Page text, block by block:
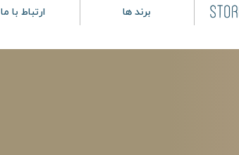
برند ها ارتباط با ما